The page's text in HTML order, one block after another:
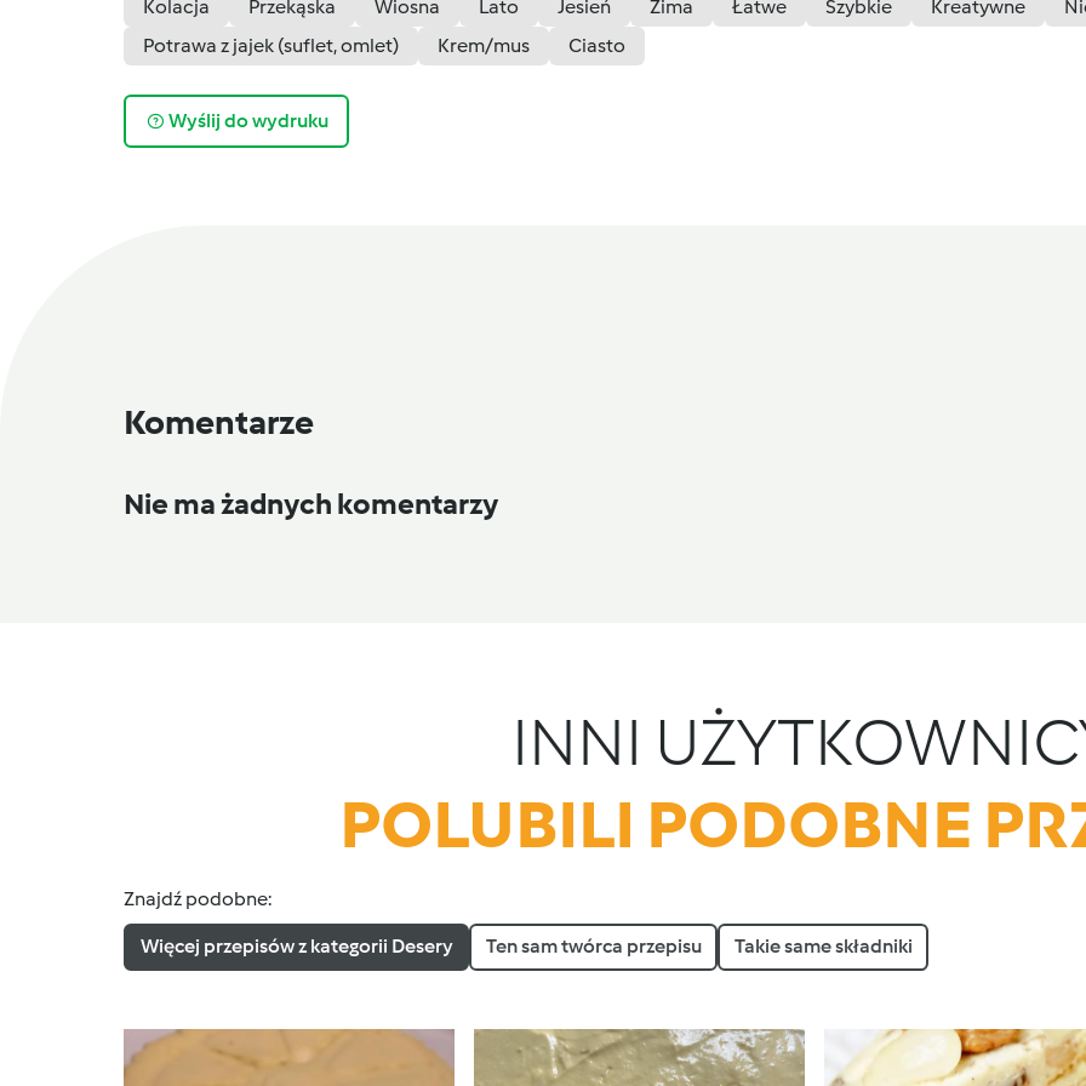
Kolacja
Przekąska Wiosna Lato Jesień Zima Łatwe Szybkie Kreatywne
Potrawa z jajek (suflet, omlet)
Krem/mus Ciasto
Wyślij do wydruku
Komentarze
Nie ma żadnych komentarzy
INNI
POLUBILI PODOBNE
Znajdź podobne:
Więcej przepisów z kategorii Desery Ten sam twórca przepisu Takie same składniki